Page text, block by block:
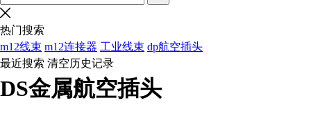
热门搜索
m12线束 m12连接器 工业线束 dp航空插头
最近搜索 清空历史记录
DS金属航空插头